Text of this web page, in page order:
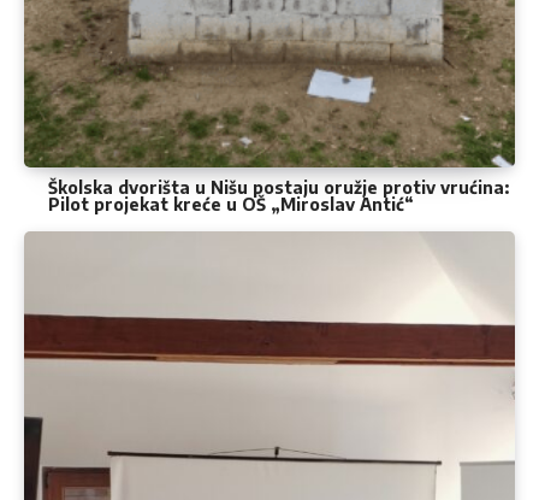
Školska dvorišta u Nišu postaju oružje protiv vrućina:
Pilot projekat kreće u OŠ „Miroslav Antić“